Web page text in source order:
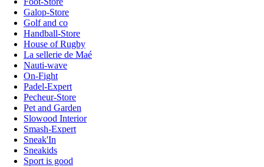
Galop-Store
Golf and co
Handball-Store
House of Rugby
La sellerie de Maé
Nauti-wave
On-Fight
Padel-Expert
Pecheur-Store
Pet and Garden
Slowood Interior
Smash-Expert
Sneak'In
Sneakids
Sport is good